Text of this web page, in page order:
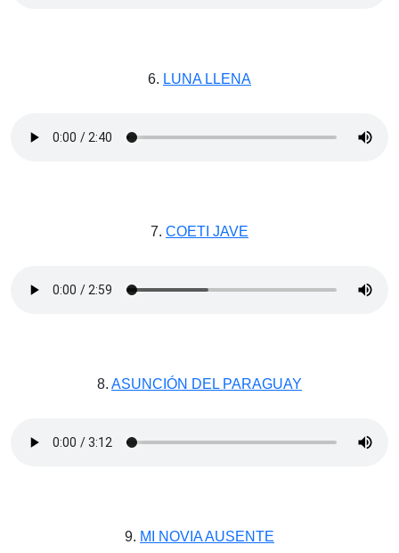
6. LUNA LLENA
7. COETI JAVE
8. ASUNCIÓN DEL PARAGUAY
9. MI NOVIA AUSENTE